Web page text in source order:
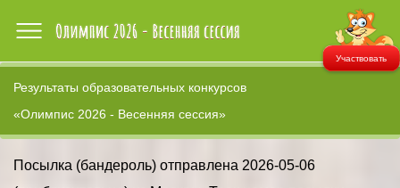
Участвовать
Результаты образовательных конкурсов
«Олимпис 2026 - Весенняя сессия»
Посылка (бандероль) отправлена 2026-05-06